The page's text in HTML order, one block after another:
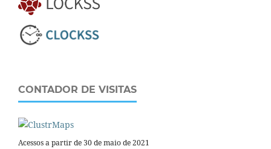
CONTADOR DE VISITAS
Acessos a partir de 30 de maio de 2021